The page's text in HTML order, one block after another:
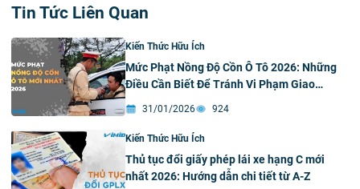
Tin Tức Liên Quan
Kiến Thức Hữu Ích
Mức Phạt Nồng Độ Cồn Ô Tô 2026: Những
Điều Cần Biết Để Tránh Vi Phạm Giao
Thông
31/01/2026 924
Kiến Thức Hữu Ích
Thủ tục đổi giấy phép lái xe hạng C mới
nhất 2026: Hướng dẫn chi tiết từ A-Z